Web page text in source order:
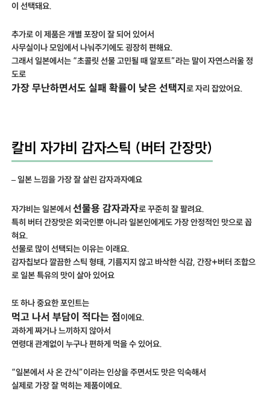
이 선택돼요.
추가로 이 제품은 개별 포장이 잘 되어 있어서
사무실이나 모임에서 나눠주기에도 굉장히 편해요.
그래서 일본에서는 “초콜릿 선물 고민될 때 알포트”라는 말이 자연스러울 정
도로
가장 무난하면서도 실패 확률이 낮은 선택지로 자리 잡았어요.
칼비 자갸비 감자스틱 (버터 간장맛)
– 일본 느낌을 가장 잘 살린 감자과자예요
자갸비는 일본에서선물용 감자과자로 꾸준히 잘 팔려요.
특히 버터 간장맛은 외국인뿐 아니라 일본인에게도 가장 안정적인 맛으로 꼽
혀요.
선물로 많이 선택되는 이유는 이래요.
감자칩보다 깔끔한 스틱 형태, 기름지지 않고 바삭한 식감, 간장+버터 조합으
로 일본 특유의 맛이 살아 있어요
또 하나 중요한 포인트는
먹고 나서 부담이 적다는 점이에요.
과하게 짜거나 느끼하지 않아서
연령대 관계없이 누구나 편하게 먹을 수 있어요.
“일본에서 사 온 간식”이라는 인상을 주면서도 맛은 익숙해서
실제로 가장 잘 먹히는 제품이에요.